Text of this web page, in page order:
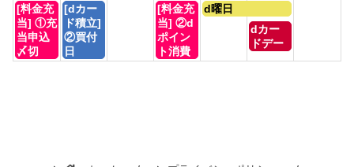
月
25th
2026
月
月
曜
日,
8
月
[料金充
当] ①充
当申込
〆切
火
曜
日,
9
月
[dカー
ド積立]
②買付
日
木
曜
日,
9
月
[料金充
当] ②d
ポイン
ト消費
金
月
d曜日
土
曜
dカー
ドデー